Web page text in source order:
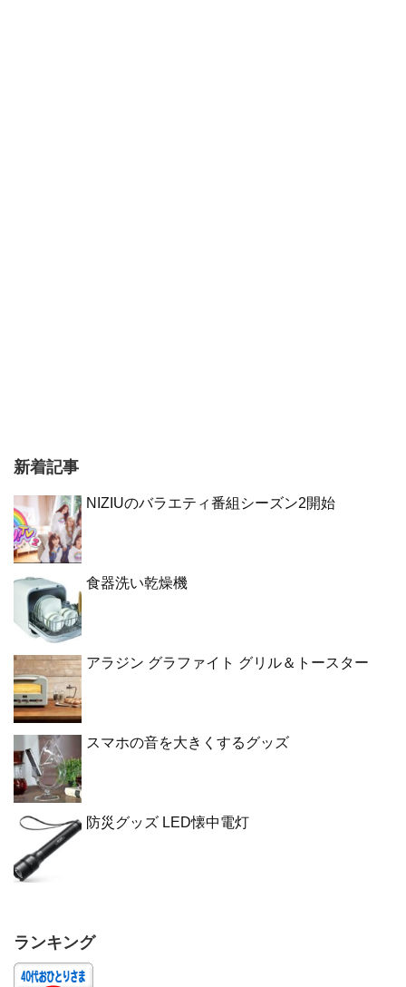
新着記事
NIZIUのバラエティ番組シーズン2開始
食器洗い乾燥機
アラジン グラファイト グリル＆トースター
スマホの音を大きくするグッズ
防災グッズ LED懐中電灯
ランキング